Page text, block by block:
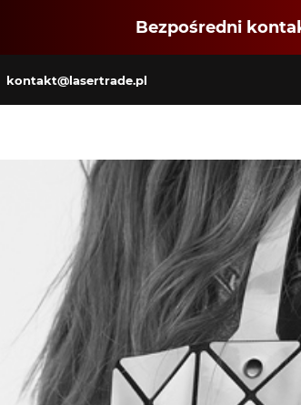
Bezpośredni
Zaloguj się
kontakt@lasertrade.pl